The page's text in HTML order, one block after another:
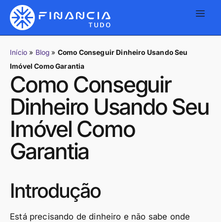
Início » Blog » Como Conseguir Dinheiro Usando Seu
Imóvel Como Garantia
Como Conseguir
Dinheiro Usando Seu
Imóvel Como
Garantia
Introdução
Está precisando de dinheiro e não sabe onde